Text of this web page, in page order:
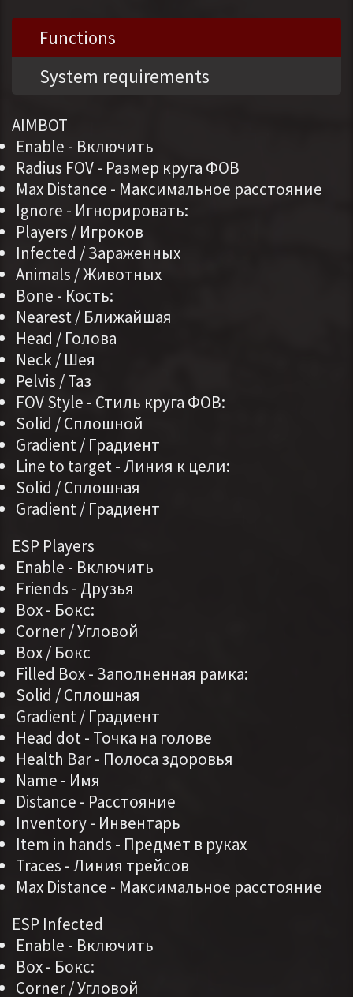
Functions
System requirements
AIMBOT
Enable - Включить
Radius FOV - Размер круга ФОВ
Max Distance - Максимальное расстояние
Ignore - Игнорировать:
Players / Игроков
Infected / Зараженных
Animals / Животных
Bone - Кость:
Nearest / Ближайшая
Head / Голова
Neck / Шея
Pelvis / Таз
FOV Style - Стиль круга ФОВ:
Solid / Сплошной
Gradient / Градиент
Line to target - Линия к цели:
Solid / Сплошная
Gradient / Градиент
ESP Players
Enable - Включить
Friends - Друзья
Box - Бокс:
Corner / Угловой
Box / Бокс
Filled Box - Заполненная рамка:
Solid / Сплошная
Gradient / Градиент
Head dot - Точка на голове
Health Bar - Полоса здоровья
Name - Имя
Distance - Расстояние
Inventory - Инвентарь
Item in hands - Предмет в руках
Traces - Линия трейсов
Max Distance - Максимальное расстояние
ESP Infected
Enable - Включить
Box - Бокс:
Corner / Угловой